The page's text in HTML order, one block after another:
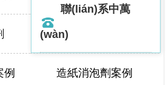
聯(lián)系中萬
(wàn)油田消泡劑案例
例 造紙消泡劑案例